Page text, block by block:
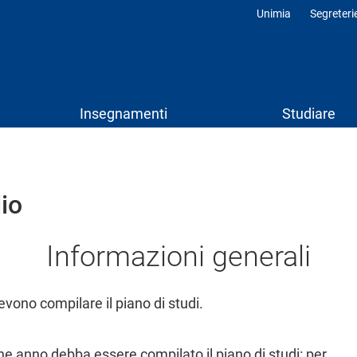
Unimia
Insegnamenti Studiare
Informazioni generali
compilare il piano di studi.